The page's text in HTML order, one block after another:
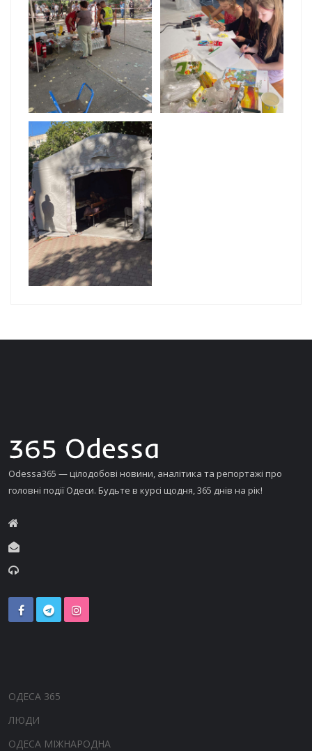
Odessa365 — цілодобові новини, аналітика та репортажі про
головні події Одеси. Будьте в курсі щодня, 365 днів на рік!
ОДЕСА 365
ЛЮДИ
ОДЕСА МІЖНАРОДНА